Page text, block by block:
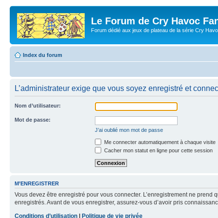
Le Forum de Cry Havoc
Forum dédié aux jeux de plateau de la série Cry
Index du forum
L’administrateur exige que vous soyez enregistré et
Nom d’utilisateur:
Mot de passe:
J’ai oublié mon mot de passe
Me connecter automatiquement à chaque visite
Cacher mon statut en ligne pour cette session
M’ENREGISTRER
Vous devez être enregistré pour vous connecter. L’enregistrement ne
enregistrés. Avant de vous enregistrer, assurez-vous d’avoir pris
Conditions d’utilisation
Politique de vie privée